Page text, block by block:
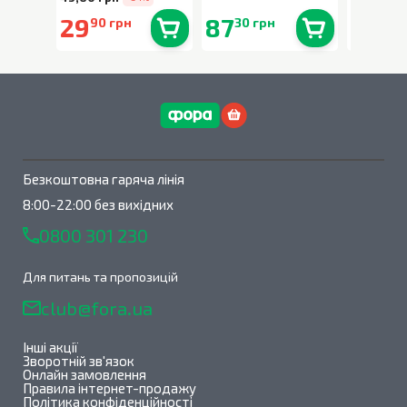
2990 грн 8730 грн
Безкоштовна гаряча лінія
8:00-22:00 без вихідних
0800 301 230
Для питань та пропозицій
club@fora.ua
Інші акції
Зворотній зв'язок
Онлайн замовлення
Правила інтернет-продажу
Політика конфіденційності